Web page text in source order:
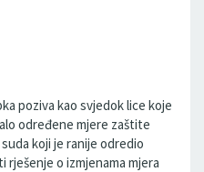
poziva kao svjedok lice koje
određene mjere zaštite
koji je ranije odredio
o izmjenama mjera